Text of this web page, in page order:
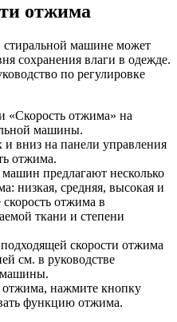
отжима
стиральной машине может
сохранения влаги в одежде.
по регулировке
«Скорость отжима» на
машины.
вниз на панели управления
отжима.
предлагают несколько
низкая, средняя, высокая и
отжима в
ткани и степени
скорости отжима
см. в руководстве
машины.
нажмите кнопку
функцию отжима.